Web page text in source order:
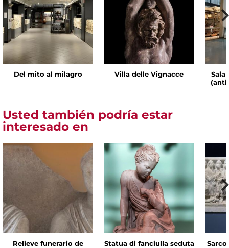
Del mito al milagro Villa delle Vignacce
Sala
Usted también podría estar
interesado en
Relieve funerario de
Statua di fanciulla seduta